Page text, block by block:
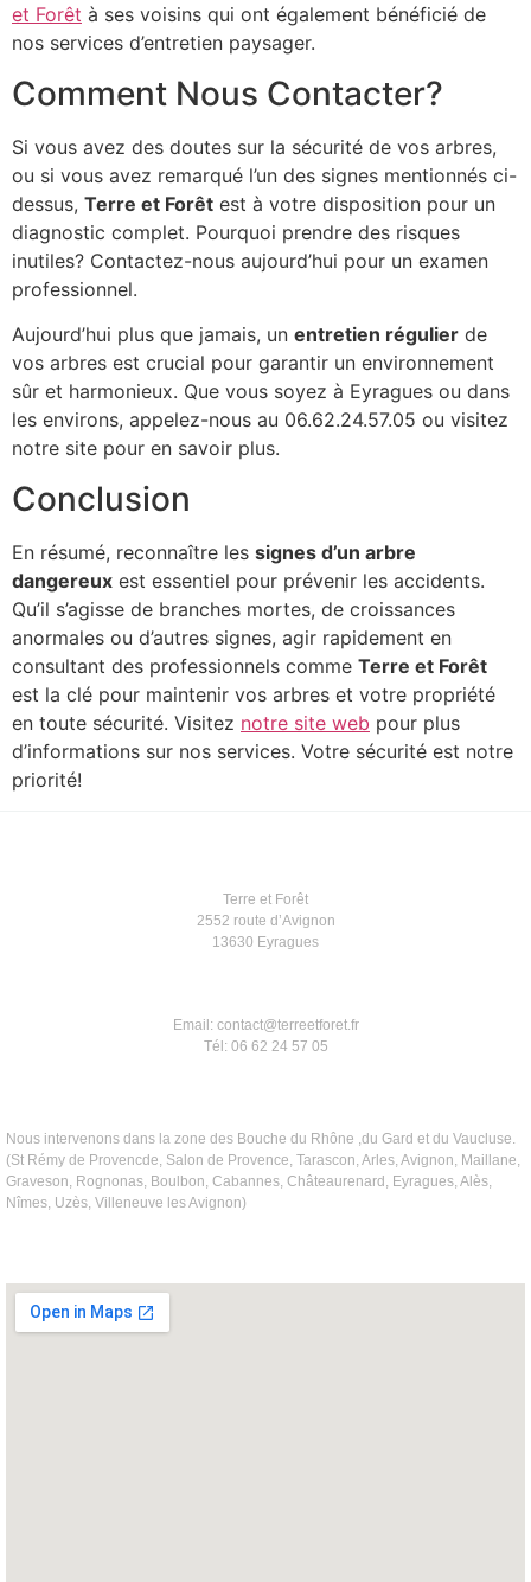
et Forêt à ses voisins qui ont également bénéficié de
nos services d’entretien paysager.
Comment Nous Contacter?
Si vous avez des doutes sur la sécurité de vos arbres,
ou si vous avez remarqué l’un des signes mentionnés ci-
dessus, Terre et Forêt est à votre disposition pour un
diagnostic complet. Pourquoi prendre des risques
inutiles? Contactez-nous aujourd’hui pour un examen
professionnel.
Aujourd’hui plus que jamais, un entretien régulier de
vos arbres est crucial pour garantir un environnement
sûr et harmonieux. Que vous soyez à Eyragues ou dans
les environs, appelez-nous au 06.62.24.57.05 ou visitez
notre site pour en savoir plus.
Conclusion
En résumé, reconnaître les signes d’un arbre
dangereux est essentiel pour prévenir les accidents.
Qu’il s’agisse de branches mortes, de croissances
anormales ou d’autres signes, agir rapidement en
consultant des professionnels comme Terre et Forêt
est la clé pour maintenir vos arbres et votre propriété
en toute sécurité. Visitez notre site web pour plus
d’informations sur nos services. Votre sécurité est notre
priorité!
Terre et Forêt
2552 route d’Avignon
13630 Eyragues
Email: contact@terreetforet.fr
Tél: 06 62 24 57 05
Nous intervenons dans la zone des Bouche du Rhône ,du Gard et du Vaucluse.
(St Rémy de Provencde, Salon de Provence, Tarascon, Arles, Avignon, Maillane,
Graveson, Rognonas, Boulbon, Cabannes, Châteaurenard, Eyragues, Alès,
Nîmes, Uzès, Villeneuve les Avignon)